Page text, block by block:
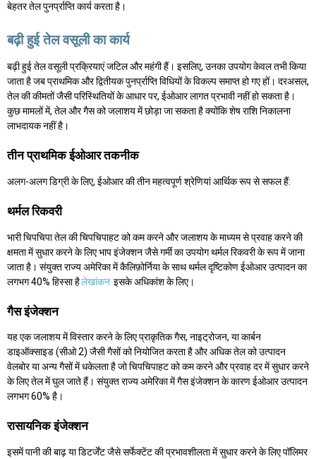
बेहतर तेल पुनर्प्राप्ति कार्य करता है।
बढ़ी हुई तेल वसूली का कार्य
बढ़ी हुई तेल वसूली प्रक्रियाएं जटिल और महंगी हैं। इसलिए, उनका उपयोग केवल तभी किया
जाता है जब प्राथमिक और द्वितीयक पुनर्प्राप्ति विधियों के विकल्प समाप्त हो गए हों। दरअसल,
तेल की कीमतों जैसी परिस्थितियों के आधार पर, ईओआर लागत प्रभावी नहीं हो सकता है।
कुछ मामलों में, तेल और गैस को जलाशय में छोड़ा जा सकता है क्योंकि शेष राशि निकालना
लाभदायक नहीं है।
तीन प्राथमिक ईओआर तकनीक
अलग-अलग डिग्री के लिए, ईओआर की तीन महत्वपूर्ण श्रेणियां आर्थिक रूप से सफल हैं:
थर्मल रिकवरी
भारी चिपचिपा तेल की चिपचिपाहट को कम करने और जलाशय के माध्यम से प्रवाह करने की
क्षमता में सुधार करने के लिए भाप इंजेक्शन जैसे गर्मी का उपयोग थर्मल रिकवरी के रूप में जाना
जाता है। संयुक्त राज्य अमेरिका में कैलिफ़ोर्निया के साथ थर्मल दृष्टिकोण ईओआर उत्पादन का
लगभग 40% हिस्सा हैलेखांकन इसके अधिकांश के लिए।
गैस इंजेक्शन
यह एक जलाशय में विस्तार करने के लिए प्राकृतिक गैस, नाइट्रोजन, या कार्बन
डाइऑक्साइड (सीओ 2) जैसी गैसों को नियोजित करता है और अधिक तेल को उत्पादन
वेलबोर या अन्य गैसों में धकेलता है जो चिपचिपाहट को कम करने और प्रवाह दर में सुधार करने
के लिए तेल में घुल जाते हैं। संयुक्त राज्य अमेरिका में गैस इंजेक्शन के कारण ईओआर उत्पादन
लगभग 60% है।
रासायनिक इंजेक्शन
इसमें पानी की बाढ़ या डिटर्जेंट जैसे सर्फेक्टेंट की प्रभावशीलता में सुधार करने के लिए पॉलिमर